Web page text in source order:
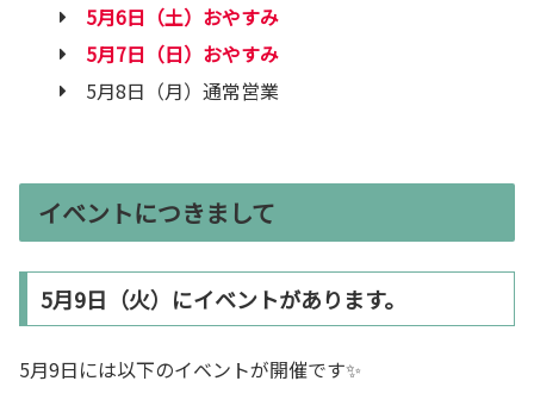
5月6日（土）おやすみ
5月7日（日）おやすみ
5月8日（月）通常営業
イベントにつきまして
5月9日（火）にイベントがあります。
5月9日には以下のイベントが開催です✨